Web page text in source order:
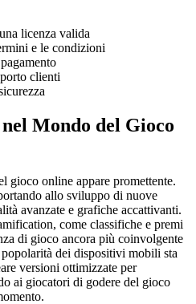
licenza valida
e le condizioni
clienti
Mondo del Gioco
online appare promettente.
allo sviluppo di nuove
avanzate e grafiche accattivanti.
come classifiche e premi
di gioco ancora più coinvolgente
dei dispositivi mobili sta
versioni ottimizzate per
ai giocatori di godere del gioco